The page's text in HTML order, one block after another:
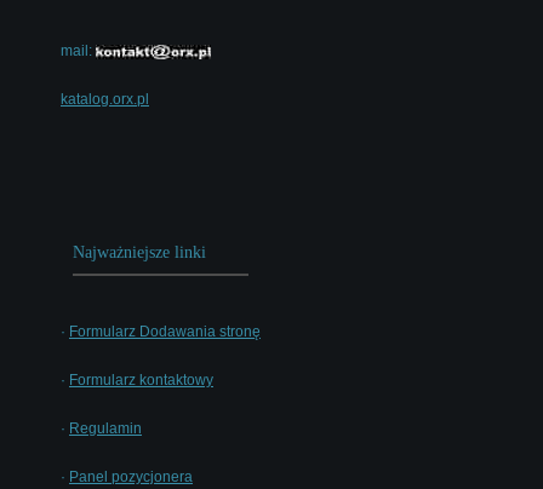
mail:
katalog.orx.pl
Najważniejsze linki
· Formularz Dodawania stronę
· Formularz kontaktowy
· Regulamin
· Panel pozycjonera